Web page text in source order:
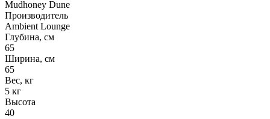
Mudhoney Dune
Производитель
Ambient Lounge
Глубина, см
65
Ширина, см
65
Вес, кг
5 кг
Высота
40